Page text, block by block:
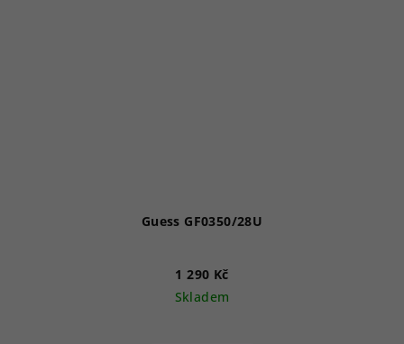
Guess GF0350/28U
1 290 Kč
Skladem